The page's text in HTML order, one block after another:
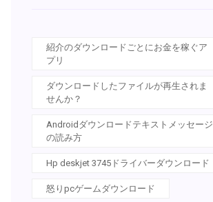
紹介のダウンロードごとにお金を稼ぐア
プリ
ダウンロードしたファイルが再生されま
せんか？
Androidダウンロードテキストメッセージ
の読み方
Hp deskjet 3745ドライバーダウンロード
怒りpcゲームダウンロード